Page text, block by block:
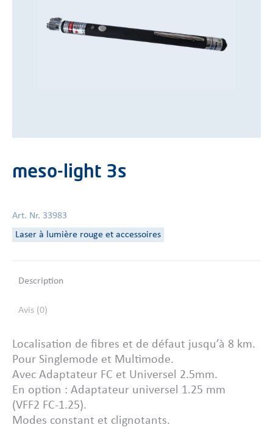
meso-light 3s
Art. Nr. 33983
Laser à lumière rouge et accessoires
Description
Avis (0)
Localisation de fibres et de défaut jusqu’à 8 km.
Pour Singlemode et Multimode.
Avec Adaptateur FC et Universel 2.5mm.
En option : Adaptateur universel 1.25 mm
(VFF2 FC-1.25).
Modes constant et clignotants.